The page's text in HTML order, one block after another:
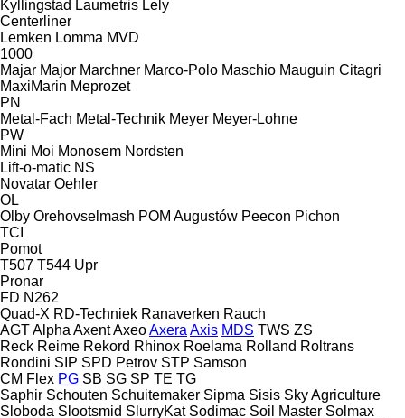
Kyllingstad Laumetris Lely
Centerliner
Lemken Lomma MVD
1000
Majar Major Marchner Marco-Polo Maschio Mauguin Citagri
MaxiMarin Meprozet
PN
Metal-Fach Metal-Technik Meyer Meyer-Lohne
PW
Mini Moi Monosem Nordsten
Lift-o-matic NS
Novatar Oehler
OL
Olby Orehovselmash POM Augustów Peecon Pichon
TCI
Pomot
T507 T544 Upr
Pronar
FD N262
Quad-X RD-Techniek Ranaverken Rauch
AGTAlpha AxentAxeoAxera Axis MDS TWS ZS
Reck Reime Rekord Rhinox Roelama Rolland Roltrans
Rondini SIP SPD Petrov STP Samson
CM Flex PG SB SG SP TE TG
Saphir Schouten Schuitemaker Sipma Sisis Sky Agriculture
Sloboda Slootsmid SlurryKat Sodimac Soil Master Solmax